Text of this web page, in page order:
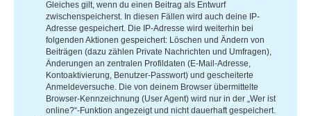
Gleiches gilt, wenn du einen Beitrag als Entwurf
zwischenspeicherst. In diesen Fällen wird auch deine IP-
Adresse gespeichert. Die IP-Adresse wird weiterhin bei
folgenden Aktionen gespeichert: Löschen und Ändern von
Beiträgen (dazu zählen Private Nachrichten und Umfragen),
Änderungen an zentralen Profildaten (E-Mail-Adresse,
Kontoaktivierung, Benutzer-Passwort) und gescheiterte
Anmeldeversuche. Die von deinem Browser übermittelte
Browser-Kennzeichnung (User Agent) wird nur in der „Wer ist
online?“-Funktion angezeigt und nicht dauerhaft gespeichert.